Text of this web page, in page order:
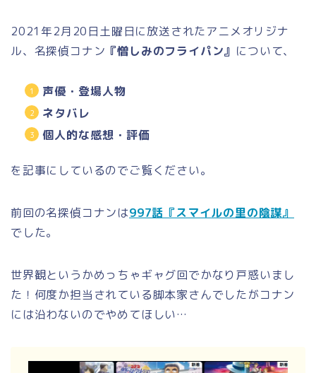
2021年2月20日土曜日に放送されたアニメオリジナ
ル、名探偵コナン 『憎しみのフライパン』 について、
声優・登場人物
ネタバレ
個人的な感想・評価
を記事にしているのでご覧ください。
前回の名探偵コナンは997話『スマイルの里の陰謀』
でした。
世界観というかめっちゃギャグ回でかなり戸惑いまし
た！何度か担当されている脚本家さんでしたがコナン
には沿わないのでやめてほしい…